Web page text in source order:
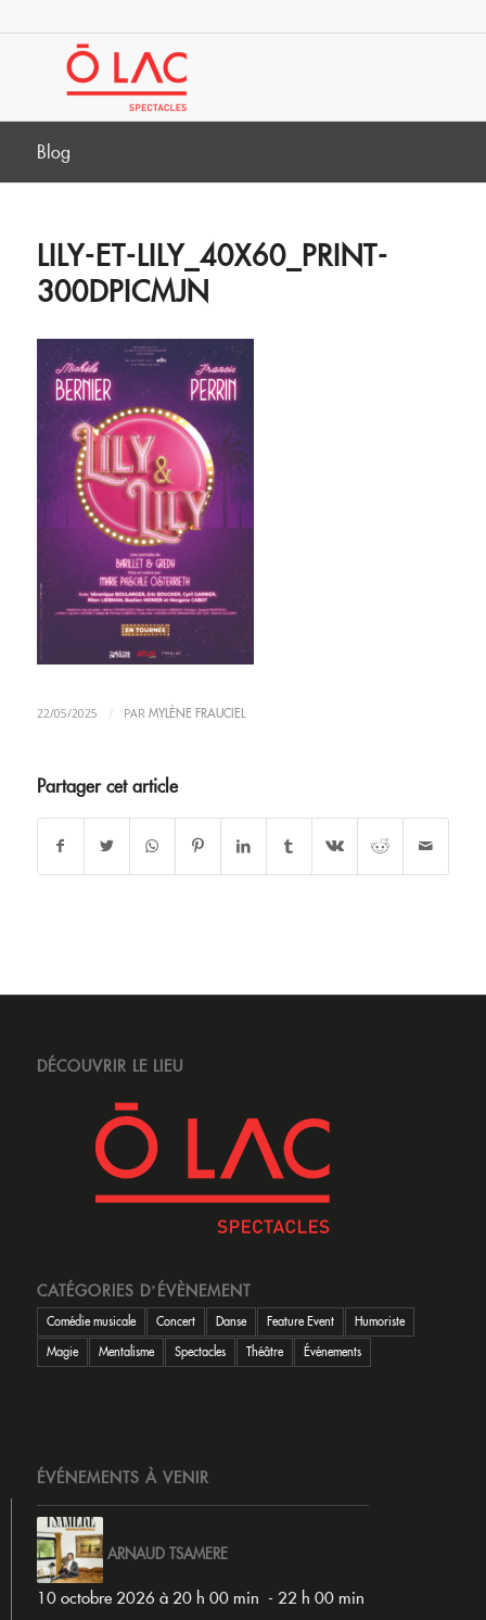
Blog
LILY-ET-LILY_40X60_PRINT-
300DPICMJN
22/05/2025 / PAR MYLÈNE FRAUCIEL
Partager cet article
DÉCOUVRIR LE LIEU
CATÉGORIES D’ÉVÈNEMENT
Comédie musicale Concert Danse Feature Event
Humoriste
Magie
Mentalisme Spectacles Théâtre Événements
ÉVÉNEMENTS À VENIR
ARNAUD TSAMERE
10 octobre 2026 à 20 h 00 min - 22 h 00 min